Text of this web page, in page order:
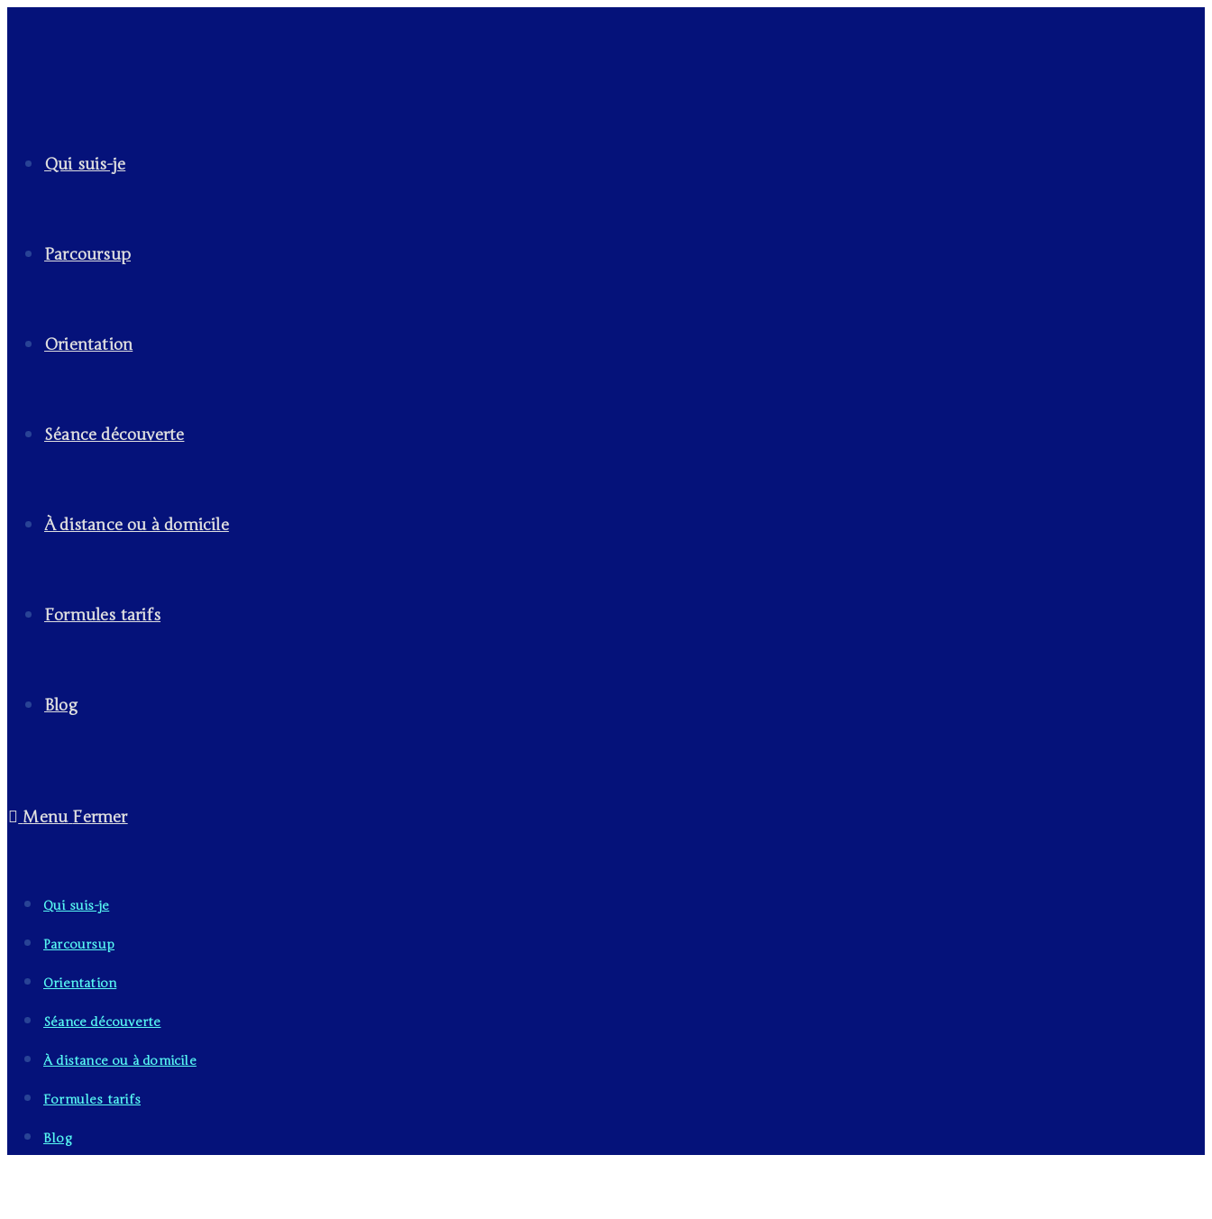
Qui suis-je
Parcoursup
Orientation
Séance découverte
À distance ou à domicile
Formules tarifs
Blog
Menu Fermer
Qui suis-je
Parcoursup
Orientation
Séance découverte
À distance ou à domicile
Formules tarifs
Blog